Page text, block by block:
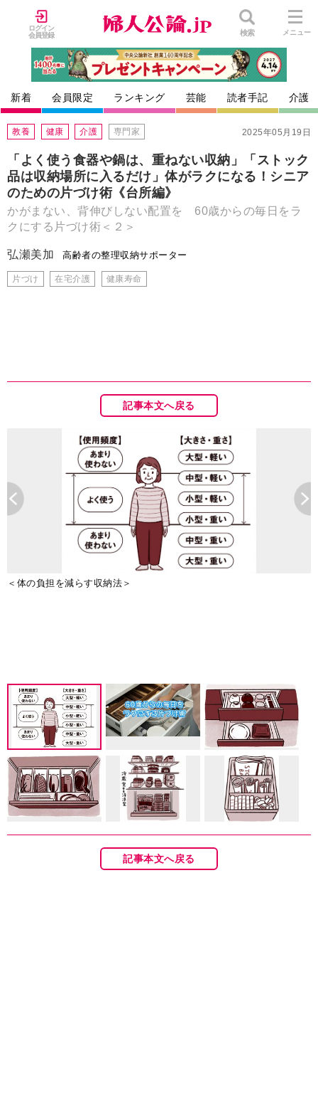
ログイン
会員登録
検索 メニュー
新着 会員限定 ランキング 芸能 読者手記 介護
2025年05月19日
教養 健康 介護 専門家
「よく使う食器や鍋は、重ねない収納」「ストック
品は収納場所に入るだけ」体がラクになる！シニア
のための片づけ術《台所編》
かがまない、背伸びしない配置を 60歳からの毎日をラ
クにする片づけ術＜２＞
弘瀬美加 高齢者の整理収納サポーター
片づけ 在宅介護 健康寿命
記事本文へ戻る
＜体の負担を減らす収納法＞
記事本文へ戻る